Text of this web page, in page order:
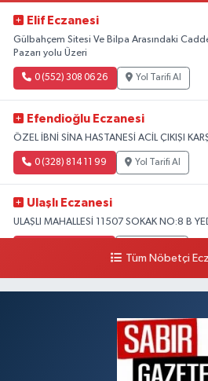
Elif Eczanesi
Gülbahçem Sitesi Ve Bilpa Arasındaki
Pazarı yolu Üzeri
0 (552) 308 06 26 Yol Tarifi Al
Efendioğlu Eczanesi
ÖZEL İBNİ SİNA HASTANESİ ACİL ÇIKIŞI
0 (328) 814 11 99 Yol Tarifi Al
Ulaşlı Eczanesi
ULAŞLI MAHALLESİ 11507 SOKAK NO:8 B
Tüm Nöbetçi